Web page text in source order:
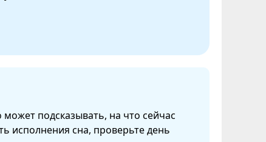
подсказывать, на что сейчас
исполнения сна, проверьте день